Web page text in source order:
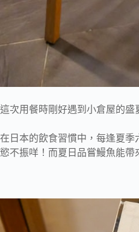
這次用餐時剛好遇到小倉屋的盛
在日本的飲食習慣中，每逢夏
慾不振咩！而夏日品嘗鰻魚能帶